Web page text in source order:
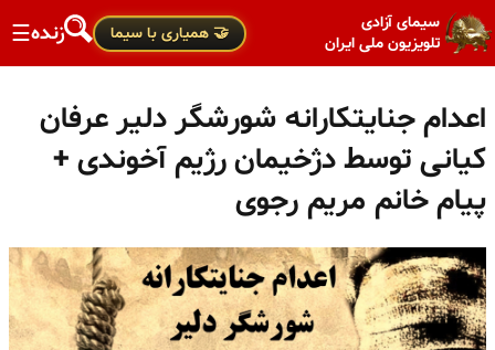
سیمای آزادی
تلویزیون ملی ایران
🤝 همیاری با سیما زنده☰
اعدام جنایتکارانه شورشگر دلیر عرفان
کیانی توسط دژخیمان رژیم آخوندی +
پیام خانم مریم رجوی